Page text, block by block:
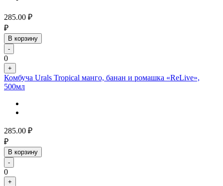
285.00 ₽
₽
В корзину
-
0
+
Комбуча Urals Tropical манго, банан и ромашка «ReLive»,
500мл
285.00 ₽
₽
В корзину
-
0
+